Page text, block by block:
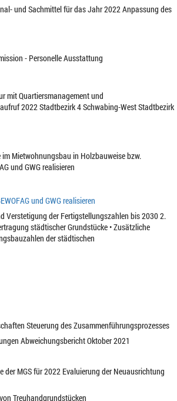
und Sachmittel für das Jahr 2022 Anpassung des
- Personelle Ausstattung
mit Quartiersmanagement und
2022 Stadtbezirk 4 Schwabing-West Stadtbezirk
Mietwohnungsbau in Holzbauweise bzw.
und GWG realisieren
und GWG realisieren
Verstetigung der Fertigstellungszahlen bis 2030 2.
städtischer Grundstücke • Zusätzliche
der städtischen
Steuerung des Zusammenführungsprozesses
Abweichungsbericht Oktober 2021
MGS für 2022 Evaluierung der Neuausrichtung
Treuhandgrundstücken